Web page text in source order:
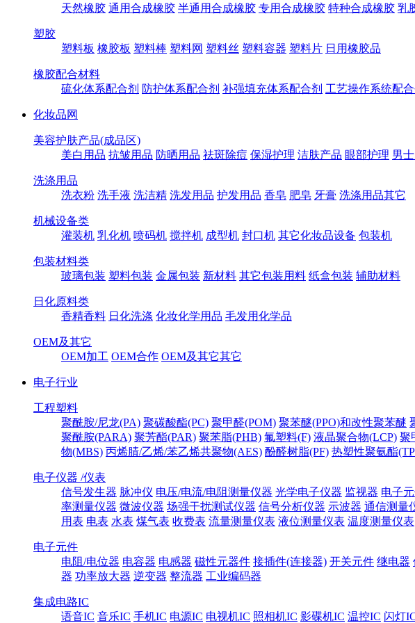
天然橡胶 通用合成橡胶 半通用合成橡胶 专用合成橡胶 特种合成橡胶 乳
塑胶
塑料板 橡胶板 塑料棒 塑料网 塑料丝 塑料容器 塑料片 日用橡胶品
橡胶配合材料
硫化体系配合剂 防护体系配合剂 补强填充体系配合剂 工艺操作系统配合
化妆品网
美容护肤产品(成品区)
美白用品 抗皱用品 防晒用品 祛斑除痘 保湿护理 洁肤产品 眼部护理 男
洗涤用品
洗衣粉 洗手液 洗洁精 洗发用品 护发用品 香皂 肥皂 牙膏 洗涤用品其它
机械设备类
灌装机 乳化机 喷码机 搅拌机 成型机 封口机 其它化妆品设备 包装机
包装材料类
玻璃包装 塑料包装 金属包装 新材料 其它包装用料 纸盒包装 辅助材料
日化原料类
香精香料 日化洗涤 化妆化学用品 毛发用化学品
OEM及其它
OEM加工 OEM合作 OEM及其它其它
电子行业
工程塑料
聚酰胺/尼龙(PA) 聚碳酸酯(PC) 聚甲醛(POM) 聚苯醚(PPO)和改性聚苯醚
聚酰胺(PARA) 聚芳酯(PAR) 聚苯脂(PHB) 氟塑料(F) 液晶聚合物(LCP) 聚
物(MBS) 丙烯腈/乙烯/苯乙烯共聚物(AES) 酚醛树脂(PF) 热塑性聚氨酯
电子仪器 /仪表
信号发生器 脉冲仪 电压/电流/电阻测量仪器 光学电子仪器 监视器 电子
率测量仪器 微波仪器 场强干扰测试仪器 信号分析仪器 示波器 通信测量
用表 电表 水表 煤气表 收费表 流量测量仪表 液位测量仪表 温度测量仪表
电子元件
电阻/电位器 电容器 电感器 磁性元器件 接插件(连接器) 开关元件 继电器
器 功率放大器 逆变器 整流器 工业编码器
集成电路IC
语音IC 音乐IC 手机IC 电源IC 电视机IC 照相机IC 影碟机IC 温控IC 闪灯